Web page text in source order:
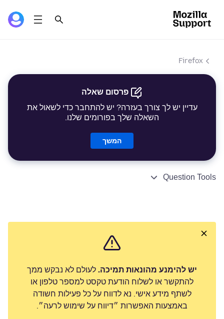
Firefox
פרסום שאלה
עדיין יש לך צורך בעזרה? יש להתחבר כדי לשאול את
השאלה שלך בפורומים שלנו.
המשך
Question Tools
יש להימנע מהונאות תמיכה. לעולם לא נבקש ממך
להתקשר או לשלוח הודעת טקסט למספר טלפון או
לשתף מידע אישי. נא לדווח על כל פעילות חשודה
באמצעות האפשרות ״דיווח על שימוש לרעה״.